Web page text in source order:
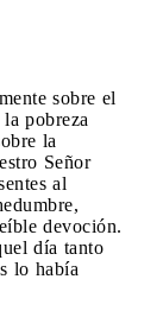
sobre el
pobreza
la
Señor
al
devoción.
día tanto
lo había